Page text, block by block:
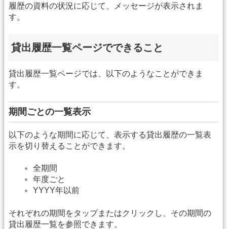
履歴の資料の状況に応じて、メッセージが表示されま
す。
貸出履歴一覧ページでできること
貸出履歴一覧ページでは、以下のようなことができま
す。
期間ごとの一覧表示
以下のような期間に応じて、表示する貸出履歴の一覧表
示を切り替えることができます。
全期間
年度ごと
YYYY年以前
それぞれの期間をタップまたはクリックし、その期間の
貸出履歴一覧を参照できます。